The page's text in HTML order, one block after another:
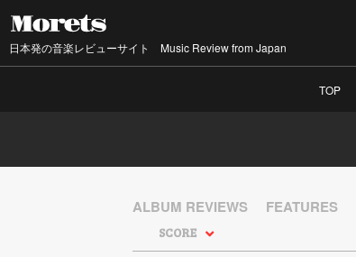
日本発の音楽レビューサイト Music Review from Japan
TOP
ALBUM REVIEWS
SCORE
FEATURES